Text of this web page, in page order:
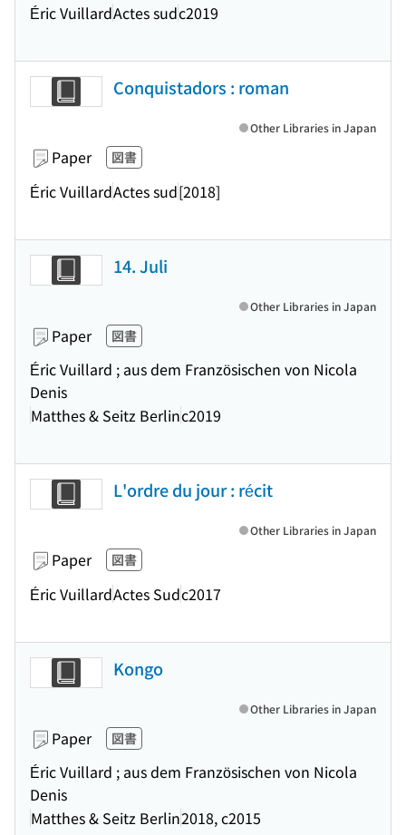
Éric VuillardActes sudc2019
Conquistadors : roman
Paper 図書
Éric VuillardActes sud[2018]
Other Libraries in Japan
14. Juli
Paper 図書
Éric Vuillard ; aus dem Französischen von Nicola
Denis
Matthes & Seitz Berlinc2019
Other Libraries in Japan
L'ordre du jour : récit
Paper 図書
Éric VuillardActes Sudc2017
Other Libraries in Japan
Kongo
Paper 図書
Éric Vuillard ; aus dem Französischen von Nicola
Denis
Matthes & Seitz Berlin2018, c2015
Other Libraries in Japan